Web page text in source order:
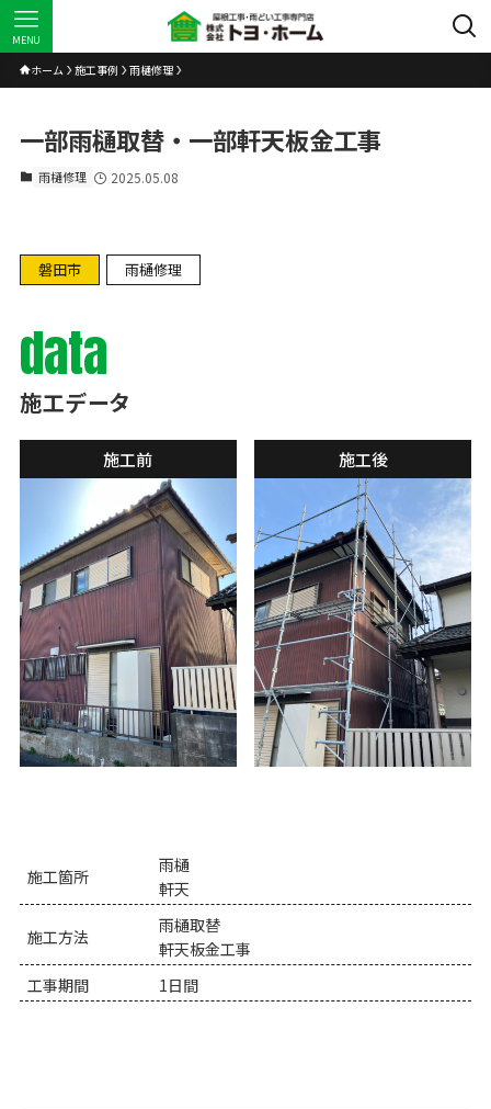
MENU
ホーム 施工事例 雨樋修理
一部雨樋取替・一部軒天板金工事
雨樋修理 2025.05.08
磐田市 雨樋修理
data
施工データ
施工前 施工後
施工箇所
雨樋
軒天
施工方法
雨樋取替
軒天板金工事
工事期間
1日間